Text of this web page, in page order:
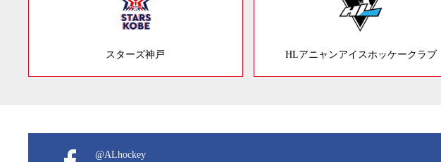
スターズ神戸 HLアニャンアイスホッケークラブ
@ALhockey